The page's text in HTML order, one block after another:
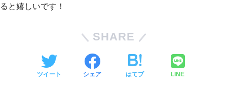
ると嬉しいです！
SHARE
ツイート シェア はてブ LINE